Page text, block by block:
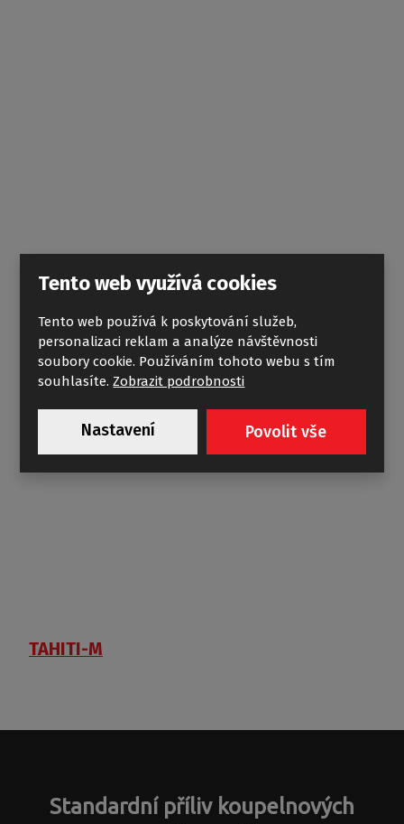
TAHITI-M
Standardní příliv koupelnových
Tento web využívá cookies
Tento web používá k poskytování služeb,
personalizaci reklam a analýze návštěvnosti
soubory cookie. Používáním tohoto webu s tím
souhlasíte.Zobrazit podrobnosti
Nastavení Povolit vše